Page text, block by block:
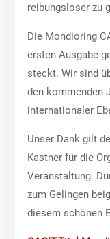
reibungsloser zu
Die Mondioring
ersten Ausgabe
steckt. Wir sind
den kommenden
internationaler
Unser Dank gilt
Kastner für die
Veranstaltung.
zum Gelingen
diesem schönen